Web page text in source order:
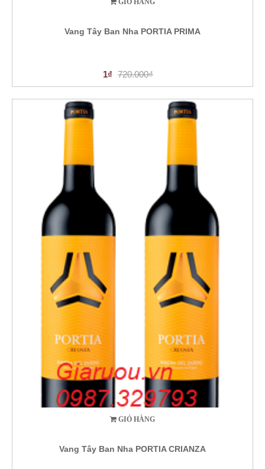
GIỎ HÀNG
Vang Tây Ban Nha PORTIA PRIMA
1₫ 720.000₫
GIỎ HÀNG
Vang Tây Ban Nha PORTIA CRIANZA